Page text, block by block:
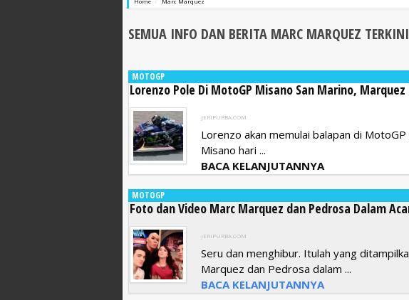
SEMUA INFO DAN BERITA MARC MARQUEZ
MOTOGP
Lorenzo Pole Di MotoGP Misano San Marino, Marquez
JERIPURBA.COM
Lorenzo akan memulai balapan di
Misano hari ...
BACA KELANJUTANNYA
MOTOGP
Foto dan Video Marc Marquez dan Pedrosa Dalam
JERIPURBA.COM
Seru dan menghibur. Itulah yang
Marquez dan Pedrosa dalam ...
BACA KELANJUTANNYA